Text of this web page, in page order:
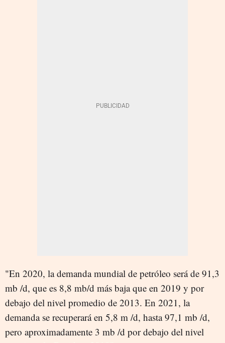
"En 2020, la demanda mundial de petróleo será de 91,3
mb /d, que es 8,8 mb/d más baja que en 2019 y por
debajo del nivel promedio de 2013. En 2021, la
demanda se recuperará en 5,8 m /d, hasta 97,1 mb /d,
pero aproximadamente 3 mb /d por debajo del nivel